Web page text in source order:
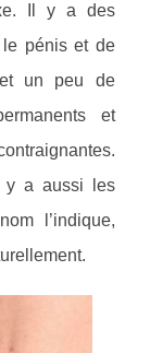
Il y a des
le pénis et de
et un peu de
et
y a aussi les
l’indique,